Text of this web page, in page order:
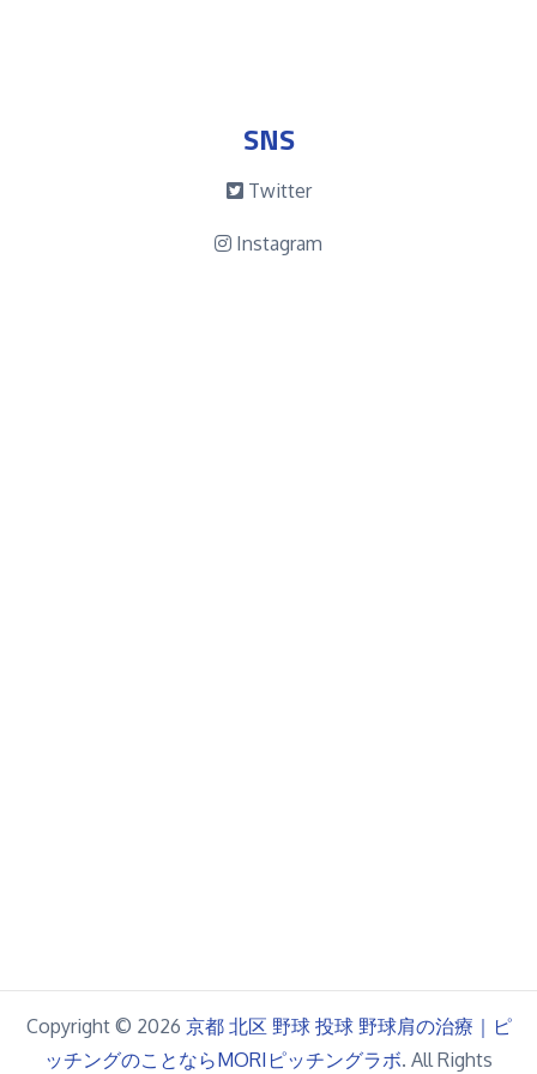
SNS
Twitter
Instagram
Copyright © 2026 京都 北区 野球 投球 野球肩の治療｜ピ
ッチングのことならMORIピッチングラボ. All Rights